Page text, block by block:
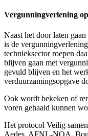
Vergunningverlening
Naast het door laten
is de
technieksector roepen
blijven gaan met
gevuld blijven en het
verduurzamingsopgave
Ook wordt bekeken of
voren gehaald kunnen
Het protocol Veilig
Aedes, AFNL-NOA,